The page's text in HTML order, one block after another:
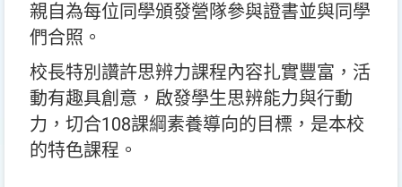
親自為每位同學頒發營隊參與證書並與同學
們合照。
校長特別讚許思辨力課程內容扎實豐富，活
動有趣具創意，啟發學生思辨能力與行動
力，切合108課綱素養導向的目標，是本校
的特色課程。